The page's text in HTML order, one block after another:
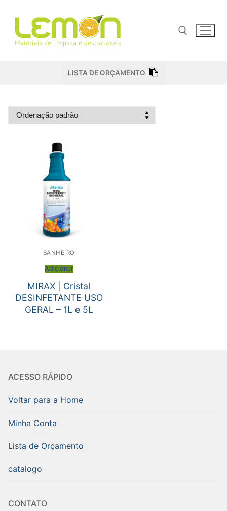
para
conteúdo
Pesquisar por:
LISTA DE ORÇAMENTO
BANHEIRO
Adicionar
MIRAX | Cristal
DESINFETANTE USO
GERAL – 1L e 5L
ACESSO RÁPIDO
Voltar para a Home
Minha Conta
Lista de Orçamento
catalogo
CONTATO